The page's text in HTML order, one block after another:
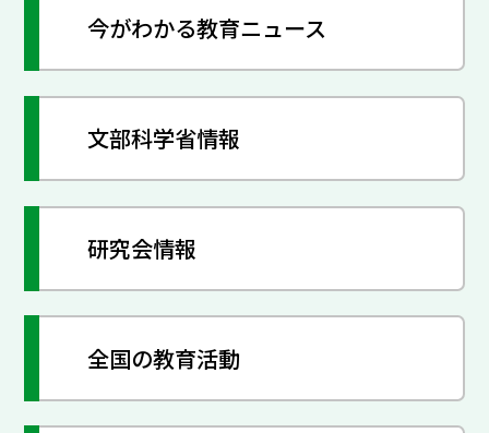
今がわかる教育ニュース
文部科学省情報
研究会情報
全国の教育活動